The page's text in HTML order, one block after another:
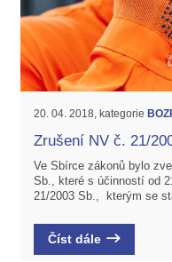
20. 04. 2018, kategorie
Zrušení NV č. 21/
Ve Sbírce zákonů bylo
Sb., které s účinností od
21/2003 Sb., kterým se
Číst dále